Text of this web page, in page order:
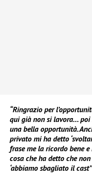
“Ringrazio per
qui già non si lavora… poi
una bella opportunità.
privato mi ha detto
frase me la ricordo bene
cosa che ha detto che
‘abbiamo sbagliato il